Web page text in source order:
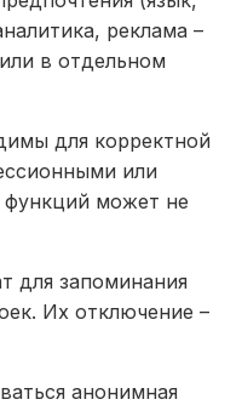
реклама –
в отдельном
для корректной
или
функций может не
для запоминания
Их отключение –
анонимная